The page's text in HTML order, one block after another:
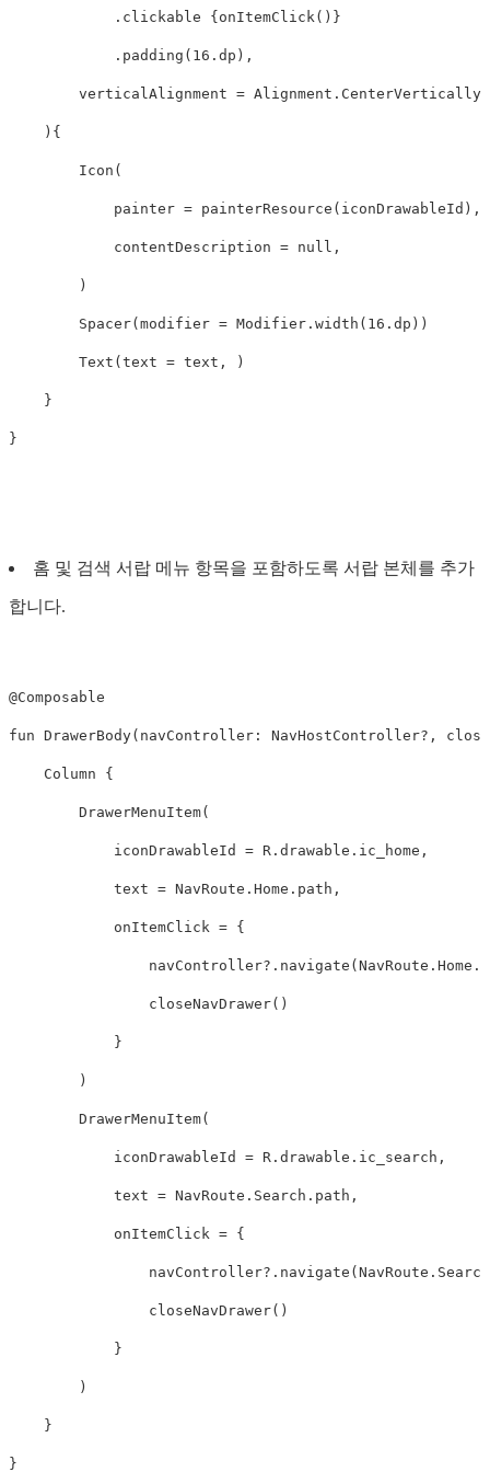
. clickable { onItemClick ()}
. padding ( 16 . dp ),
verticalAlignment = Alignment . CenterVertically
){
Icon (
painter = painterResource ( iconDrawableId ),
contentDescription = null ,
)
Spacer( modifier = Modifier . width ( 16 . dp ))
Text ( text = text , )
}
}
홈 및 검색 서랍 메뉴 항목을 포함하도록 서랍 본체를 추가
합니다.
@Composable
fun DrawerBody( navController : NavHostController?,
Column {
DrawerMenuItem(
iconDrawableId = R . drawable . ic_home ,
text = NavRoute . Home . path ,
onItemClick = {
navController?. navigate ( NavRoute . Home .
closeNavDrawer()
}
)
DrawerMenuItem(
iconDrawableId = R . drawable . ic_search ,
text = NavRoute . Search . path ,
onItemClick = {
navController?. navigate ( NavRoute . Search
closeNavDrawer()
}
)
}
}